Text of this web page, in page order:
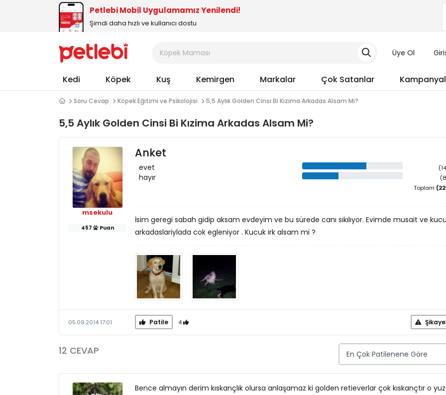
Petlebi Mobil Uygulamamız Yenilendi!
Şimdi daha hızlı ve kullanıcı dostu
Üye Ol
Kedi Köpek Kuş Kemirgen Markalar Çok Satanlar
Soru Cevap Köpek Eğitimi ve Psikolojisi 5,5 Aylık Golden Cinsi Bi Kızima Arkadas Alsam Mi?
5,5 Aylık Golden Cinsi Bi Kızima Arkadas Alsam Mi?
msekulu
457 Puan
Anket
evet
hayır
Toplam
İsim geregi sabah gidip aksam evdeyim ve bu sürede canı sıkılıyor. Evimde musait ve
arkadaslariylada cok egleniyor . Kucuk irk alsam mi ?
05.09.2014 17:01 Patile 4
12 CEVAP
Bence almayın derim kıskançlık olursa anlaşamaz ki golden retieverlar çok kıskançtır o